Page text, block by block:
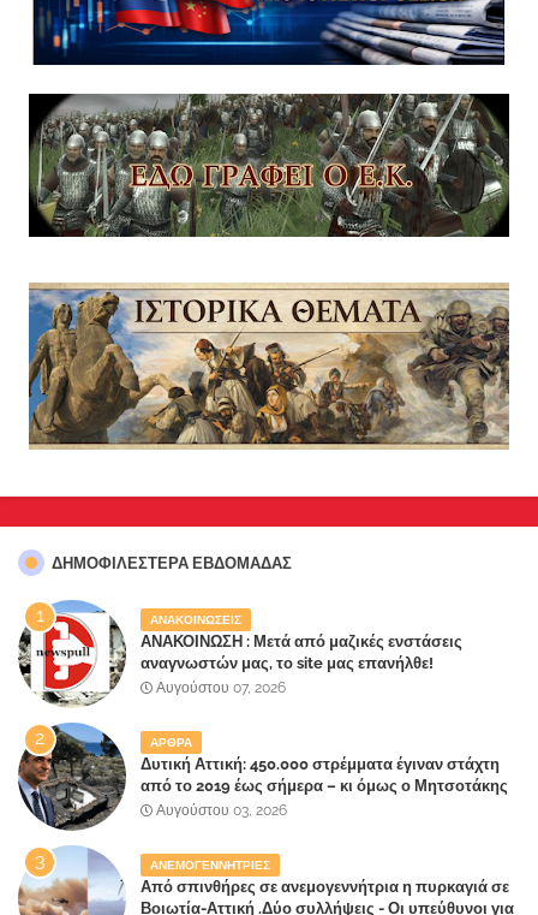
ΔΗΜΟΦΙΛΈΣΤΕΡΑ ΕΒΔΟΜΆΔΑΣ
ΑΝΑΚΟΙΝΩΣΕΙΣ
ΑΝΑΚΟΙΝΩΣΗ : Μετά από μαζικές ενστάσεις
αναγνωστών μας, το site μας επανήλθε!
Αυγούστου 07, 2026
ΑΡΘΡΑ
Δυτική Αττική: 450.000 στρέμματα έγιναν στάχτη
από το 2019 έως σήμερα – κι όμως ο Μητσοτάκης
έλαβε 40% και 45% στις εκλογές του 2023,ενώ 50%
Αυγούστου 03, 2026
ΑΝΕΜΟΓΕΝΝΗΤΡΙΕΣ
Από σπινθήρες σε ανεμογεννήτρια η πυρκαγιά σε
Βοιωτία-Αττική .Δύο συλλήψεις - Οι υπεύθυνοι για